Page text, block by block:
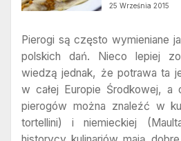
25 Września 2015
Pierogi są często wymieniane
polskich dań. Nieco lepiej
wiedzą jednak, że potrawa ta
w całej Europie Środkowej, a
pierogów można znaleźć w
tortellini) i niemieckiej